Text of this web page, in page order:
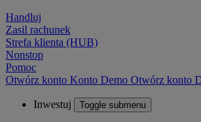
Handluj
Zasil rachunek
Strefa klienta (HUB)
Nonstop
Pomoc
Otwórz konto Konto Demo Otwórz konto
Inwestuj Toggle submenu